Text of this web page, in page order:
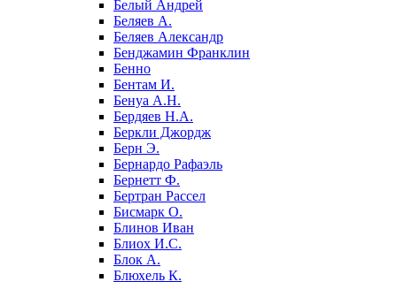
Белый Андрей
Беляев А.
Беляев Александр
Бенджамин Франклин
Бенно
Бентам И.
Бенуа А.Н.
Бердяев Н.А.
Беркли Джордж
Берн Э.
Бернардо Рафаэль
Бернетт Ф.
Бертран Рассел
Бисмарк О.
Блинов Иван
Блиох И.С.
Блок А.
Блюхель К.